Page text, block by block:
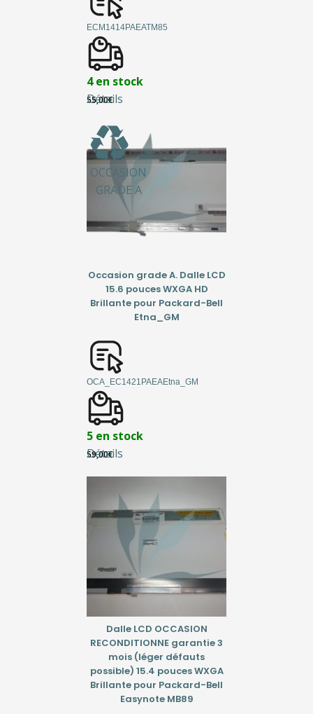
Détails
ECM1414PAEATM85
4 en stock
55,00€
OCCASION
GRADE A
Détails
Occasion grade A. Dalle LCD
15.6 pouces WXGA HD
Brillante pour Packard-Bell
Etna_GM
OCA_EC1421PAEAEtna_GM
5 en stock
59,00€
Dalle LCD OCCASION
RECONDITIONNE garantie 3
mois (léger défauts
possible) 15.4 pouces WXGA
Brillante pour Packard-Bell
Easynote MB89